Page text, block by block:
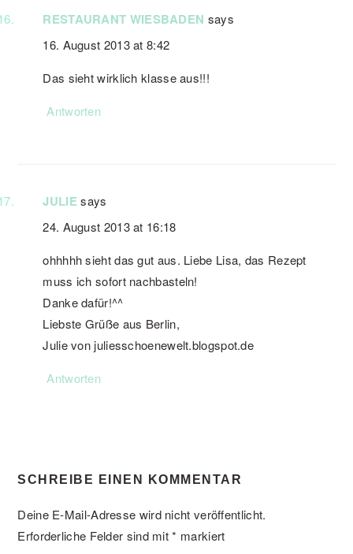
RESTAURANT WIESBADEN says
16. August 2013 at 8:42
Das sieht wirklich klasse aus!!!
Antworten
JULIE says
24. August 2013 at 16:18
ohhhhh sieht das gut aus. Liebe Lisa, das Rezept
muss ich sofort nachbasteln!
Danke dafür!^^
Liebste Grüße aus Berlin,
Julie von juliesschoenewelt.blogspot.de
Antworten
SCHREIBE EINEN KOMMENTAR
Deine E-Mail-Adresse wird nicht veröffentlicht.
Erforderliche Felder sind mit* markiert